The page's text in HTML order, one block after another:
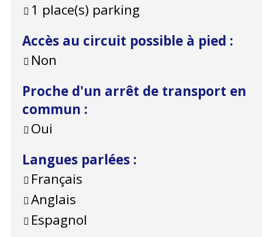
1 place(s) parking
Accès au circuit possible à pied :
Non
Proche d'un arrêt de transport en
commun :
Oui
Langues parlées :
Français
Anglais
Espagnol